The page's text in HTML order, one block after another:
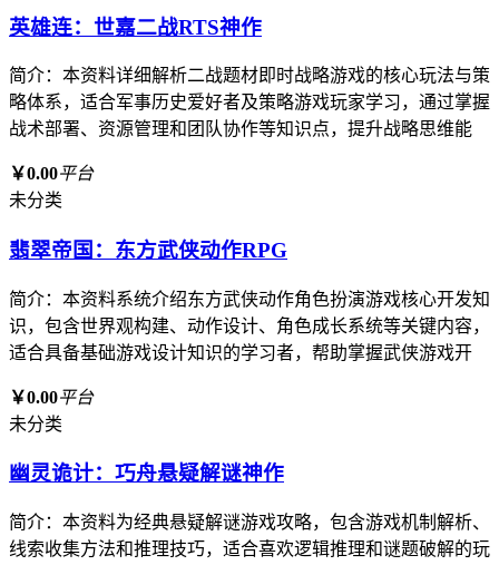
英雄连：世嘉二战RTS神作
简介：本资料详细解析二战题材即时战略游戏的核心玩法与策
略体系，适合军事历史爱好者及策略游戏玩家学习，通过掌握
战术部署、资源管理和团队协作等知识点，提升战略思维能
￥0.00平台
未分类
翡翠帝国：东方武侠动作RPG
简介：本资料系统介绍东方武侠动作角色扮演游戏核心开发知
识，包含世界观构建、动作设计、角色成长系统等关键内容，
适合具备基础游戏设计知识的学习者，帮助掌握武侠游戏开
￥0.00平台
未分类
幽灵诡计：巧舟悬疑解谜神作
简介：本资料为经典悬疑解谜游戏攻略，包含游戏机制解析、
线索收集方法和推理技巧，适合喜欢逻辑推理和谜题破解的玩